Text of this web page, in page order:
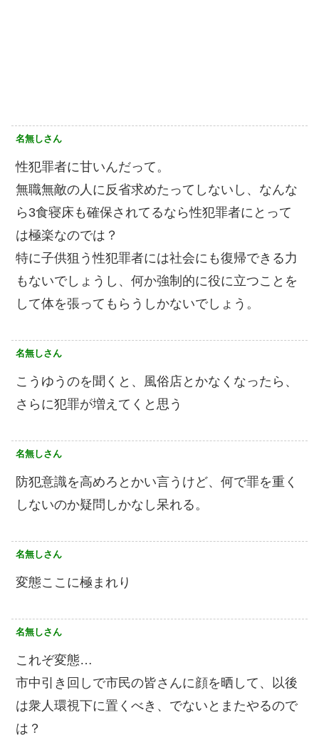
名無しさん
性犯罪者に甘いんだって。
無職無敵の人に反省求めたってしないし、なんな
ら3食寝床も確保されてるなら性犯罪者にとって
は極楽なのでは？
特に子供狙う性犯罪者には社会にも復帰できる力
もないでしょうし、何か強制的に役に立つことを
して体を張ってもらうしかないでしょう。
名無しさん
こうゆうのを聞くと、風俗店とかなくなったら、
さらに犯罪が増えてくと思う
名無しさん
防犯意識を高めろとかい言うけど、何で罪を重く
しないのか疑問しかなし呆れる。
名無しさん
変態ここに極まれり
名無しさん
これぞ変態…
市中引き回しで市民の皆さんに顔を晒して、以後
は衆人環視下に置くべき、でないとまたやるので
は？